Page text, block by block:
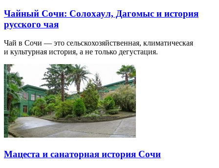
Чайный Сочи: Солохаул, Дагомыс и история
русского чая
Чай в Сочи — это сельскохозяйственная, климатическая
и культурная история, а не только дегустация.
Мацеста и санаторная история Сочи